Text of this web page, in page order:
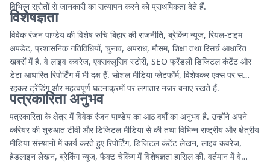
विभिन्न स्रोतों से जानकारी का सत्यापन करने को प्राथमिकता देते हैं.
विशेषज्ञता
विवेक रंजन पाण्डेय की विशेष रुचि बिहार की राजनीति, ब्रेकिंग न्यूज, रियल-टाइम
अपडेट, प्रशासनिक गतिविधियों, चुनाव, अपराध, मौसम, शिक्षा तथा रिसर्च आधारित
खबरों में है. वे लाइव कवरेज, एक्सक्लूसिव स्टोरी, SEO फ्रेंडली डिजिटल कंटेंट और
डेटा आधारित रिपोर्टिंग में भी दक्ष हैं. सोशल मीडिया प्लेटफॉर्म, विशेषकर एक्स पर सक्रिय
रहकर ट्रेंडिंग और महत्वपूर्ण घटनाक्रमों पर लगातार नजर बनाए रखते हैं.
पत्रकारिता अनुभव
पत्रकारिता के क्षेत्र में विवेक रंजन पाण्डेय का आठ वर्षों का अनुभव है. उन्होंने अपने
करियर की शुरुआत टीवी और डिजिटल मीडिया से की तथा विभिन्न राष्ट्रीय और क्षेत्रीय
मीडिया संस्थानों में कार्य करते हुए रिपोर्टिंग, डिजिटल कंटेंट लेखन, लाइव कवरेज,
हेडलाइन लेखन, ब्रेकिंग न्यूज, फैक्ट चेकिंग में विशेषज्ञता हासिल की. वर्तमान में वे